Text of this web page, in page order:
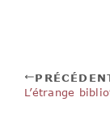
L’étrange